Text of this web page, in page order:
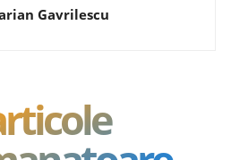
Gavrilescu